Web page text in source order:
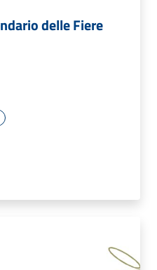
delle Fiere